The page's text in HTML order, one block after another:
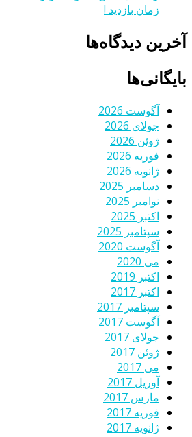
زمان بازدید !
آخرین دیدگاه‌ها
بایگانی‌ها
آگوست 2026
جولای 2026
ژوئن 2026
فوریه 2026
ژانویه 2026
دسامبر 2025
نوامبر 2025
اکتبر 2025
سپتامبر 2025
آگوست 2020
می 2020
اکتبر 2019
اکتبر 2017
سپتامبر 2017
آگوست 2017
جولای 2017
ژوئن 2017
می 2017
آوریل 2017
مارس 2017
فوریه 2017
ژانویه 2017